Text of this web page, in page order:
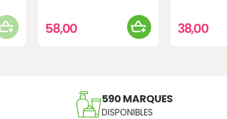
58,00 38,00
590 MARQUES
DISPONIBLES